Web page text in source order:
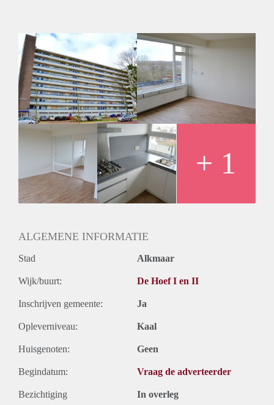
Huurtoeslag
Niet mogelijk
Inkomen eis
2,7 X Maandhuur Bruto
Huurtermijn
Onbepaalde termijn
Oplevering
Kaal
+ 1
ALGEMENE INFORMATIE
Stad Alkmaar
Wijk/buurt: De Hoef I en II
Inschrijven gemeente: Ja
Opleverniveau: Kaal
Huisgenoten: Geen
Begindatum: Vraag de adverteerder
Bezichtiging In overleg